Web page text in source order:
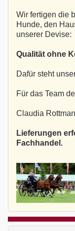
Wir fertigen die
Hunde, den
unserer Devise:
Qualität ohne
Dafür steht
Für das Team
Claudia
Lieferungen
Fachhandel.